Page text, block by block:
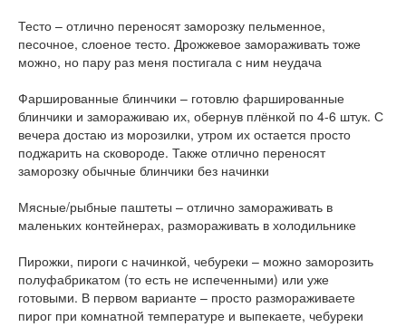
Тесто – отлично переносят заморозку пельменное,
песочное, слоеное тесто. Дрожжевое замораживать тоже
можно, но пару раз меня постигала с ним неудача
Фаршированные блинчики – готовлю фаршированные
блинчики и замораживаю их, обернув плёнкой по 4-6 штук. С
вечера достаю из морозилки, утром их остается просто
поджарить на сковороде. Также отлично переносят
заморозку обычные блинчики без начинки
Мясные/рыбные паштеты – отлично замораживать в
маленьких контейнерах, размораживать в холодильнике
Пирожки, пироги с начинкой, чебуреки – можно заморозить
полуфабрикатом (то есть не испеченными) или уже
готовыми. В первом варианте – просто размораживаете
пирог при комнатной температуре и выпекаете, чебуреки